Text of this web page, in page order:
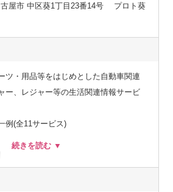
古屋市 中区葵1丁目23番14号 プロト葵
ツ・用品等をはじめとした自動車関連
ー、レジャー等の生活関連情報サービ
例(全11サービス)
古車登録数、全国エリアの情報をカバ